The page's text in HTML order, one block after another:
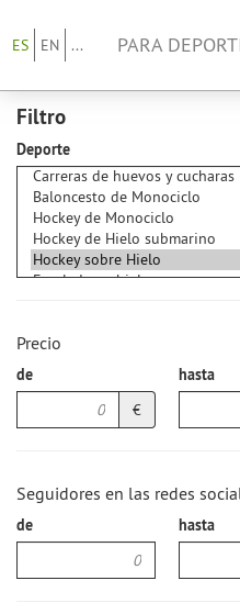
ES EN ... PARA
Filtro
Deporte
Precio
de
€
hasta
Seguidores en las redes
de hasta